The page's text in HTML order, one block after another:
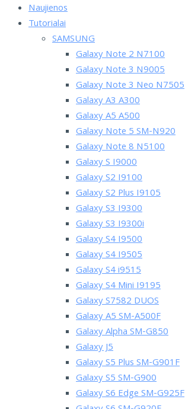
Naujienos
Tutorialai
SAMSUNG
Galaxy Note 2 N7100
Galaxy Note 3 N9005
Galaxy Note 3 Neo N7505
Galaxy A3 A300
Galaxy A5 A500
Galaxy Note 5 SM-N920
Galaxy Note 8 N5100
Galaxy S I9000
Galaxy S2 I9100
Galaxy S2 Plus I9105
Galaxy S3 I9300
Galaxy S3 I9300i
Galaxy S4 I9500
Galaxy S4 I9505
Galaxy S4 i9515
Galaxy S4 Mini I9195
Galaxy S7582 DUOS
Galaxy A5 SM-A500F
Galaxy Alpha SM-G850
Galaxy J5
Galaxy S5 Plus SM-G901F
Galaxy S5 SM-G900
Galaxy S6 Edge SM-G925F